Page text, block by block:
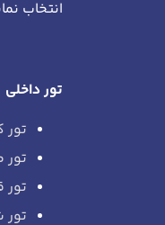
انتخاب
تور داخلی
تور